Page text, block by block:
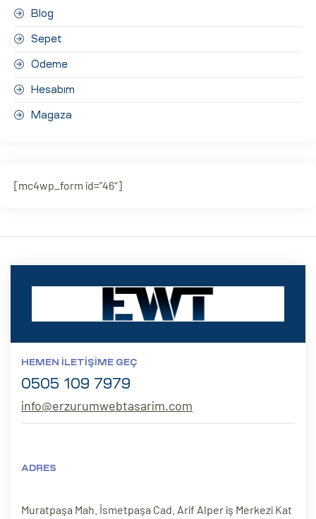
Blog
Sepet
Ödeme
Hesabım
Magaza
[mc4wp_form id=”46″]
HEMEN İLETIŞIME GEÇ
0505 109 7979
info@erzurumwebtasarim.com
ADRES
Muratpaşa Mah. İsmetpaşa Cad. Arif Alper iş Merkezi Kat